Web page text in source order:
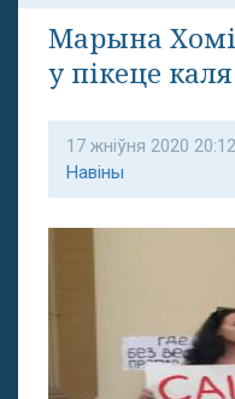
Марына
у пікеце
17 жніўня 2020
Навіны